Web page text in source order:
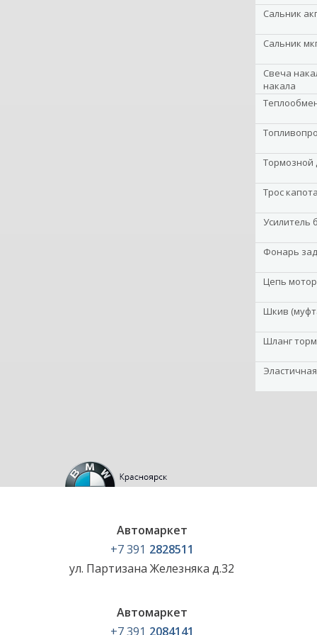
Сальник
Сальник
Свеча
накала
Тормозной
Трос капота
Усилитель
Фонарь
Цепь
Шкив
Шланг
Автомаркет
+7 391 2828511
ул. Партизана Железняка д.32
Автомаркет
+7 391 2084141